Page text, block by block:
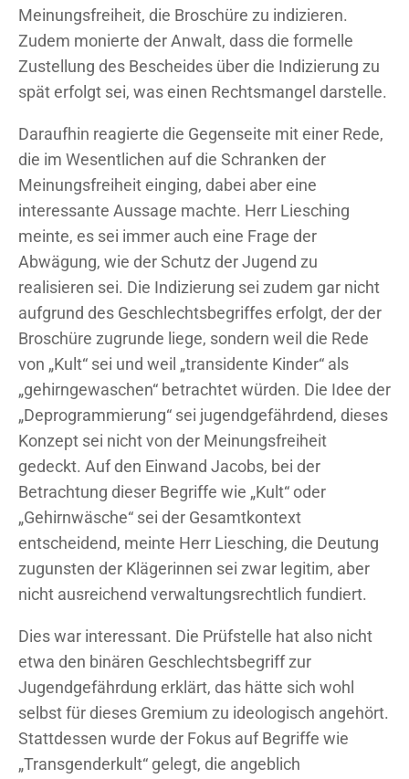
Meinungsfreiheit, die Broschüre zu indizieren.
Zudem monierte der Anwalt, dass die formelle
Zustellung des Bescheides über die Indizierung zu
spät erfolgt sei, was einen Rechtsmangel darstelle.
Daraufhin reagierte die Gegenseite mit einer Rede,
die im Wesentlichen auf die Schranken der
Meinungsfreiheit einging, dabei aber eine
interessante Aussage machte. Herr Liesching
meinte, es sei immer auch eine Frage der
Abwägung, wie der Schutz der Jugend zu
realisieren sei. Die Indizierung sei zudem gar nicht
aufgrund des Geschlechtsbegriffes erfolgt, der der
Broschüre zugrunde liege, sondern weil die Rede
von „Kult“ sei und weil „transidente Kinder“ als
„gehirngewaschen“ betrachtet würden. Die Idee der
„Deprogrammierung“ sei jugendgefährdend, dieses
Konzept sei nicht von der Meinungsfreiheit
gedeckt. Auf den Einwand Jacobs, bei der
Betrachtung dieser Begriffe wie „Kult“ oder
„Gehirnwäsche“ sei der Gesamtkontext
entscheidend, meinte Herr Liesching, die Deutung
zugunsten der Klägerinnen sei zwar legitim, aber
nicht ausreichend verwaltungsrechtlich fundiert.
Dies war interessant. Die Prüfstelle hat also nicht
etwa den binären Geschlechtsbegriff zur
Jugendgefährdung erklärt, das hätte sich wohl
selbst für dieses Gremium zu ideologisch angehört.
Stattdessen wurde der Fokus auf Begriffe wie
„Transgenderkult“ gelegt, die angeblich